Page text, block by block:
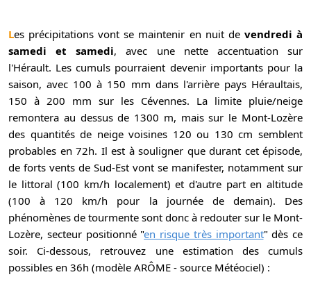
Les précipitations vont se maintenir en nuit de vendredi à
samedi et samedi, avec une nette accentuation sur
l'Hérault. Les cumuls pourraient devenir importants pour la
saison, avec 100 à 150 mm dans l'arrière pays Héraultais,
150 à 200 mm sur les Cévennes. La limite pluie/neige
remontera au dessus de 1300 m, mais sur le Mont-Lozère
des quantités de neige voisines 120 ou 130 cm semblent
probables en 72h. Il est à souligner que durant cet épisode,
de forts vents de Sud-Est vont se manifester, notamment sur
le littoral (100 km/h localement) et d'autre part en altitude
(100 à 120 km/h pour la journée de demain). Des
phénomènes de tourmente sont donc à redouter sur le Mont-
Lozère, secteur positionné "en risque très important" dès ce
soir. Ci-dessous, retrouvez une estimation des cumuls
possibles en 36h (modèle ARÔME - source Météociel) :